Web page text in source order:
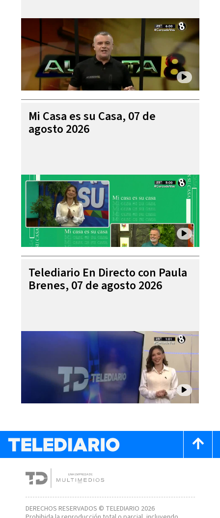
Mi Casa es su Casa, 07 de
agosto 2026
Telediario En Directo con Paula
Brenes, 07 de agosto 2026
DERECHOS RESERVADOS © TELEDIARIO 2026